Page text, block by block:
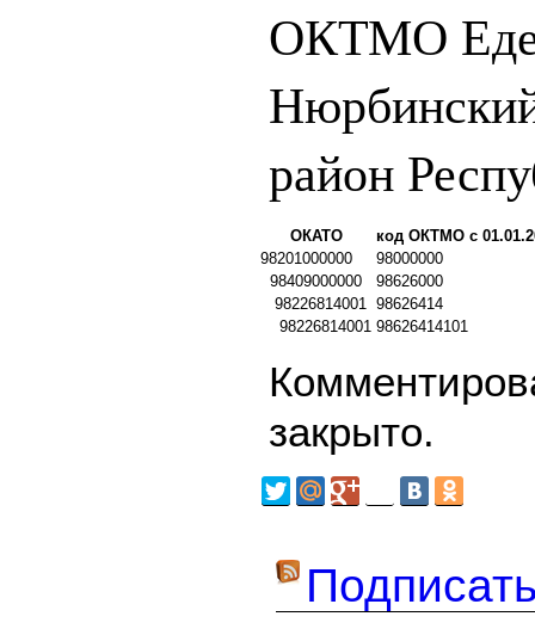
ОКТМО
район
ОКАТО
код ОКТМО с
98201000000
98000000
98409000000
98626000
98226814001 98626414
98226814001 98626414101
закрыто.